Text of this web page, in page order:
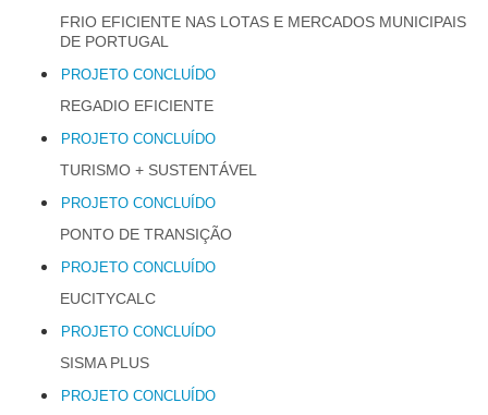
FRIO EFICIENTE NAS LOTAS E MERCADOS MUNICIPAIS
DE PORTUGAL
PROJETO CONCLUÍDO
REGADIO EFICIENTE
PROJETO CONCLUÍDO
TURISMO + SUSTENTÁVEL
PROJETO CONCLUÍDO
PONTO DE TRANSIÇÃO
PROJETO CONCLUÍDO
EUCITYCALC
PROJETO CONCLUÍDO
SISMA PLUS
PROJETO CONCLUÍDO